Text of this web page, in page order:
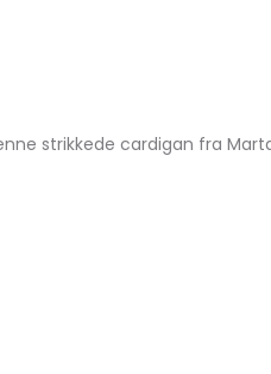
strikkede cardigan fra